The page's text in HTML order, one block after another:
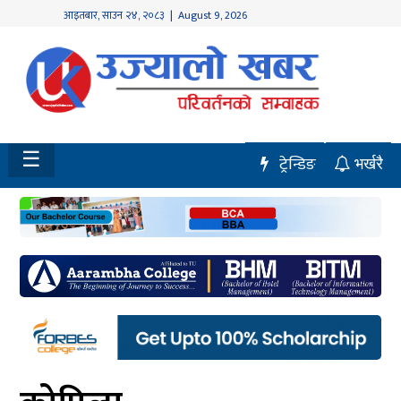
आइतबार,साउन २४, २०८३ | August 9, 2026
होमपेज
नवलपुर
विशेष
मध्य
नेपाल
चितवन
सेरोफेरो
समाचार
☰ भर्खरै
ट्रेन्डिङ